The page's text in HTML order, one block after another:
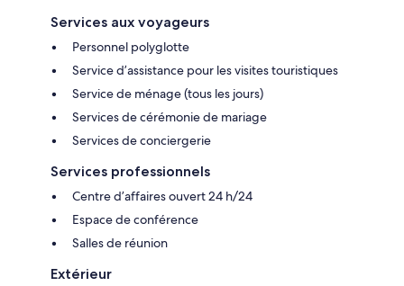
Services aux voyageurs
Personnel polyglotte
Service d’assistance pour les visites touristiques
Service de ménage (tous les jours)
Services de cérémonie de mariage
Services de conciergerie
Services professionnels
Centre d’affaires ouvert 24 h/24
Espace de conférence
Salles de réunion
Extérieur